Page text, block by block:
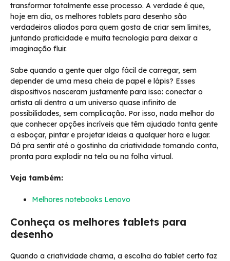
transformar totalmente esse processo. A verdade é que,
hoje em dia, os melhores tablets para desenho são
verdadeiros aliados para quem gosta de criar sem limites,
juntando praticidade e muita tecnologia para deixar a
imaginação fluir.
Sabe quando a gente quer algo fácil de carregar, sem
depender de uma mesa cheia de papel e lápis? Esses
dispositivos nasceram justamente para isso: conectar o
artista ali dentro a um universo quase infinito de
possibilidades, sem complicação. Por isso, nada melhor do
que conhecer opções incríveis que têm ajudado tanta gente
a esboçar, pintar e projetar ideias a qualquer hora e lugar.
Dá pra sentir até o gostinho da criatividade tomando conta,
pronta para explodir na tela ou na folha virtual.
Veja também:
Melhores notebooks Lenovo
Conheça os melhores tablets para
desenho
Quando a criatividade chama, a escolha do tablet certo faz